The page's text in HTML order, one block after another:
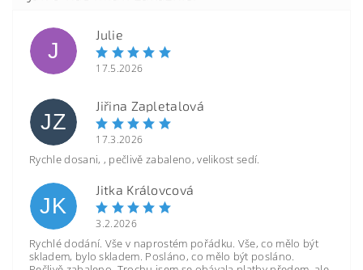
J
Julie
17.5.2026
JZ
Jiřina Zapletalová
17.3.2026
Rychle dosani, , pečlivě zabaleno, velikost sedí.
JK
Jitka Královcová
3.2.2026
Rychlé dodání. Vše v naprostém pořádku. Vše, co mělo být
skladem, bylo skladem. Posláno, co mělo být posláno.